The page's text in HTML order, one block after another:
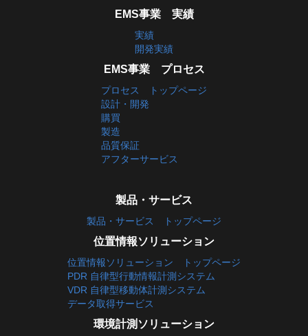
EMS事業 実績
実績
開発実績
EMS事業 プロセス
プロセス トップページ
設計・開発
購買
製造
品質保証
アフターサービス
製品・サービス
製品・サービス トップページ
位置情報ソリューション
位置情報ソリューション トップページ
PDR 自律型行動情報計測システム
VDR 自律型移動体計測システム
データ取得サービス
環境計測ソリューション